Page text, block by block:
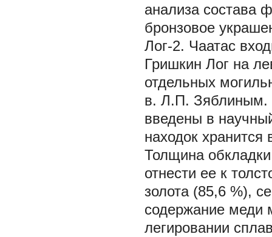
анализа состава
бронзовое
Лог-2. Чаатас
Гришкин Лог на
отдельных
в. Л.П. Зяблиным.
введены в
находок хранится
Толщина
отнести ее к
золота (85,6 %),
содержание меди
легировании